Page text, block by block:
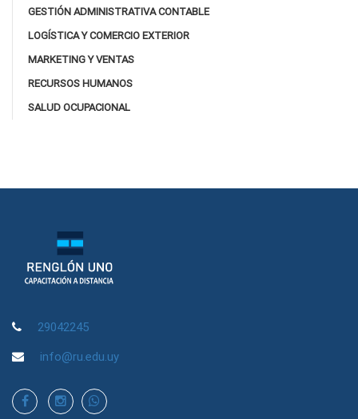
GESTIÓN ADMINISTRATIVA CONTABLE
LOGÍSTICA Y COMERCIO EXTERIOR
MARKETING Y VENTAS
RECURSOS HUMANOS
SALUD OCUPACIONAL
29042245
info@ru.edu.uy